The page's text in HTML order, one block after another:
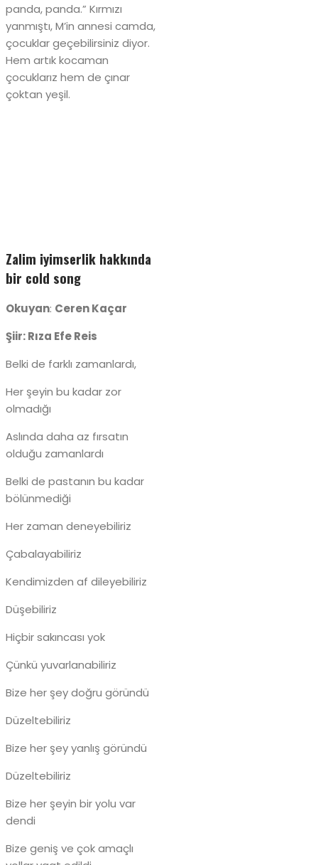
panda, panda.” Kırmızı
yanmıştı, M’in annesi camda,
çocuklar geçebilirsiniz diyor.
Hem artık kocaman
çocuklarız hem de çınar
çoktan yeşil.
Zalim iyimserlik hakkında
bir cold song
Okuyan: Ceren Kaçar
Şiir: Rıza Efe Reis
Belki de farklı zamanlardı,
Her şeyin bu kadar zor
olmadığı
Aslında daha az fırsatın
olduğu zamanlardı
Belki de pastanın bu kadar
bölünmediği
Her zaman deneyebiliriz
Çabalayabiliriz
Kendimizden af dileyebiliriz
Düşebiliriz
Hiçbir sakıncası yok
Çünkü yuvarlanabiliriz
Bize her şey doğru göründü
Düzeltebiliriz
Bize her şey yanlış göründü
Düzeltebiliriz
Bize her şeyin bir yolu var
dendi
Bize geniş ve çok amaçlı